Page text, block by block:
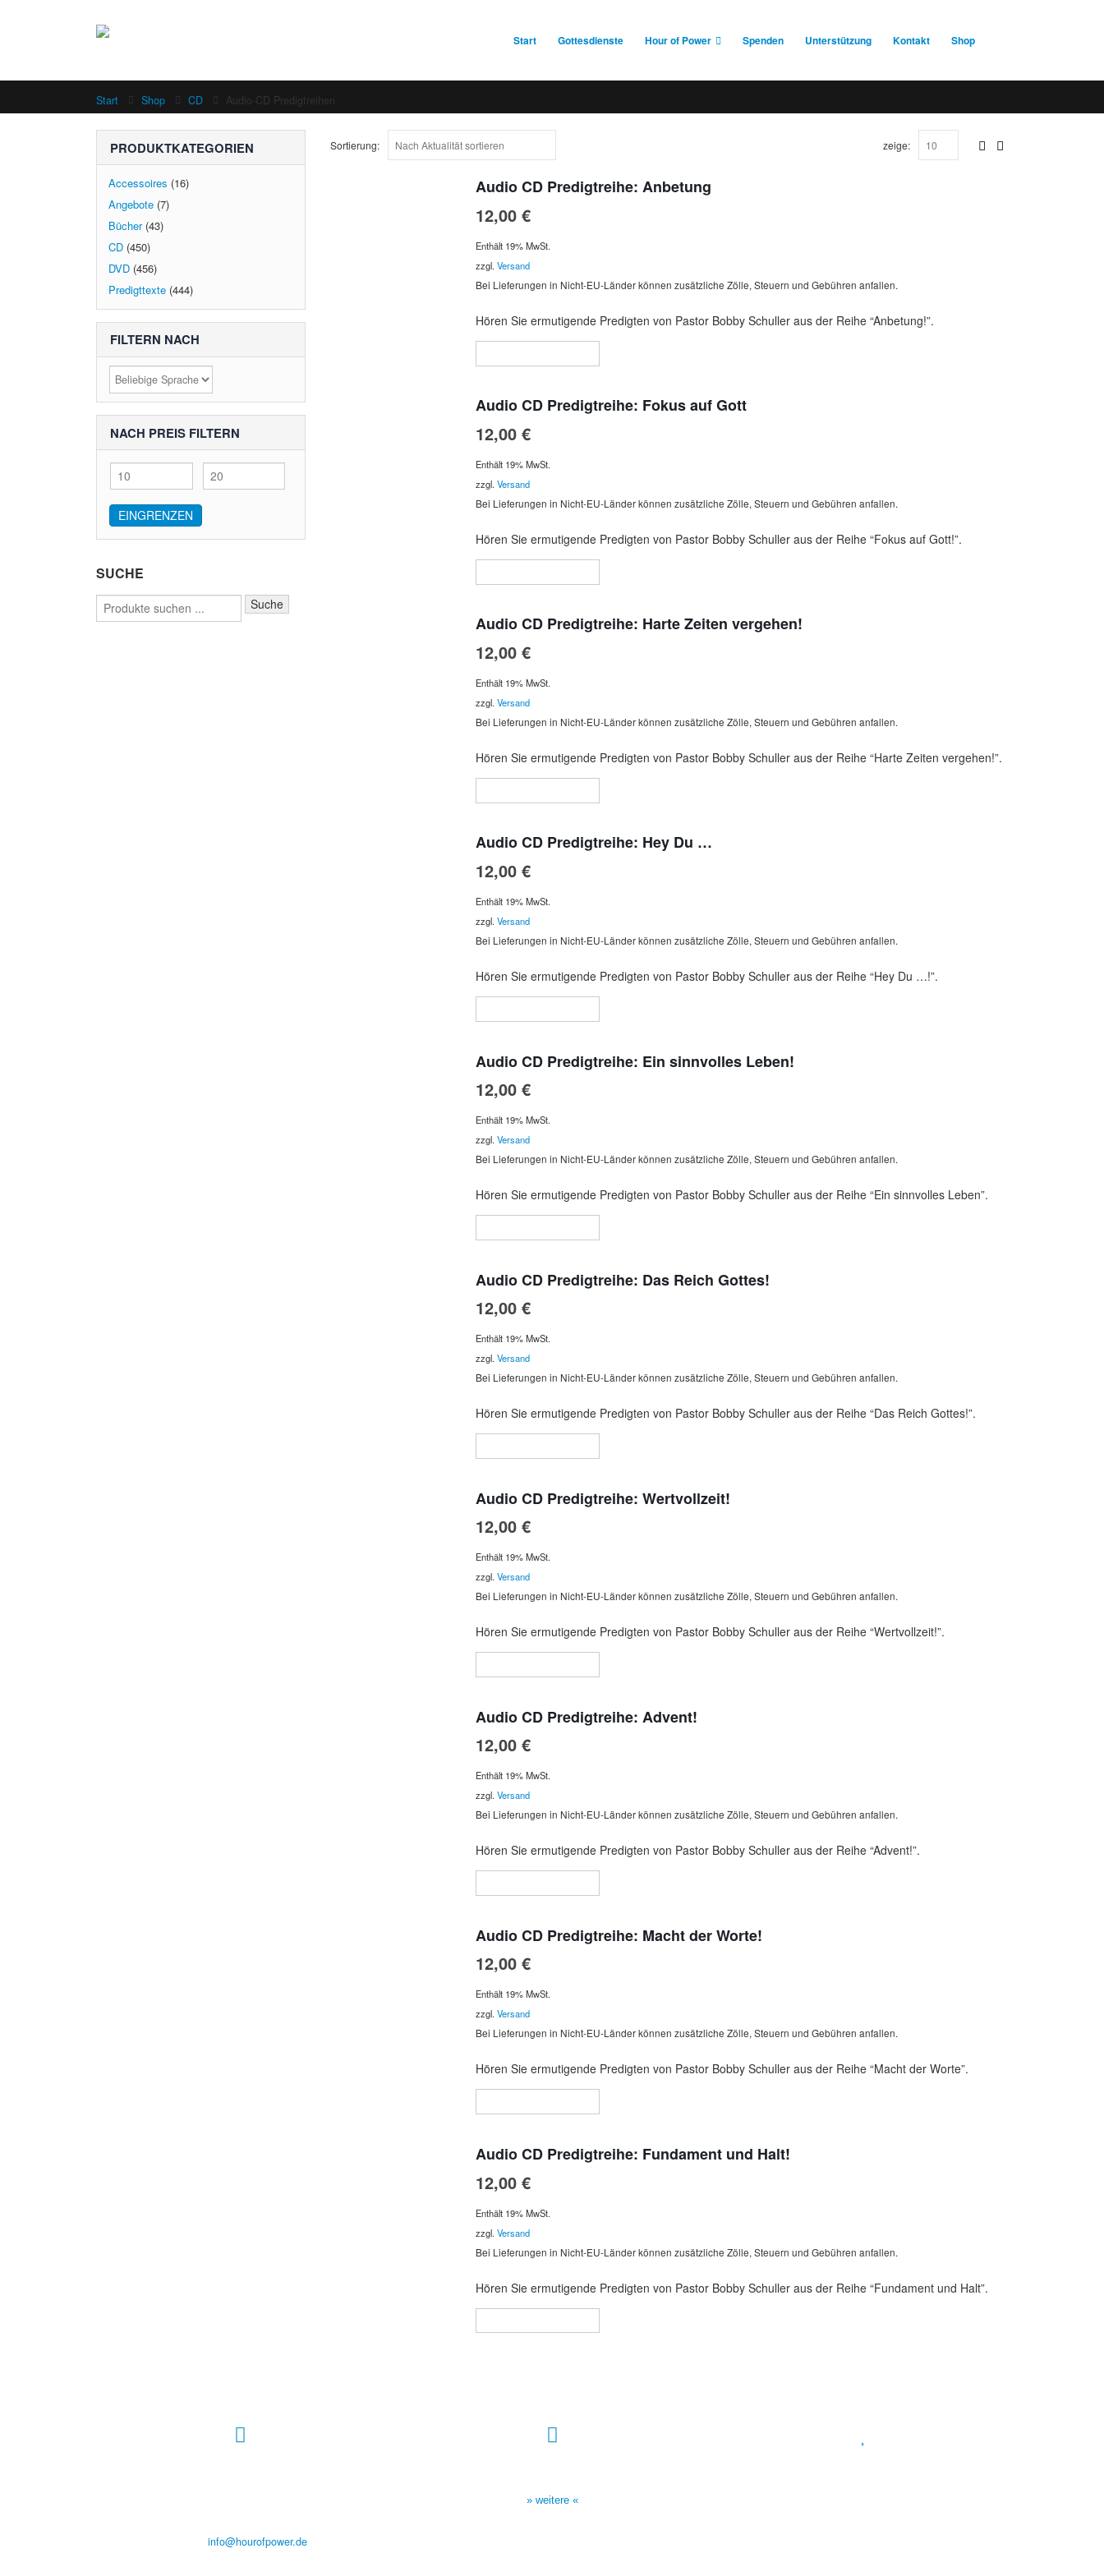
Start Gottesdienste Hour of Power Spenden Unterstützung Kontakt Shop
Start Shop CD Audio-CD Predigtreihen
Sortierung: zeige:
Audio CD Predigtreihe: Anbetung
12,00€
Enthält 19% MwSt.
zzgl.Versand
Bei Lieferungen in Nicht-EU-Länder können zusätzliche Zölle, Steuern und Gebühren anfallen.
Hören Sie ermutigende Predigten von Pastor Bobby Schuller aus der Reihe “Anbetung!”.
Audio CD Predigtreihe: Fokus auf Gott
12,00€
Enthält 19% MwSt.
zzgl.Versand
Bei Lieferungen in Nicht-EU-Länder können zusätzliche Zölle, Steuern und Gebühren anfallen.
Hören Sie ermutigende Predigten von Pastor Bobby Schuller aus der Reihe “Fokus auf Gott!”.
Audio CD Predigtreihe: Harte Zeiten vergehen!
12,00€
Enthält 19% MwSt.
zzgl.Versand
Bei Lieferungen in Nicht-EU-Länder können zusätzliche Zölle, Steuern und Gebühren anfallen.
Hören Sie ermutigende Predigten von Pastor Bobby Schuller aus der Reihe “Harte Zeiten vergehen!”.
Audio CD Predigtreihe: Hey Du …
12,00€
Enthält 19% MwSt.
zzgl.Versand
Bei Lieferungen in Nicht-EU-Länder können zusätzliche Zölle, Steuern und Gebühren anfallen.
Hören Sie ermutigende Predigten von Pastor Bobby Schuller aus der Reihe “Hey Du …!”.
Audio CD Predigtreihe: Ein sinnvolles Leben!
12,00€
Enthält 19% MwSt.
zzgl.Versand
Bei Lieferungen in Nicht-EU-Länder können zusätzliche Zölle, Steuern und Gebühren anfallen.
Hören Sie ermutigende Predigten von Pastor Bobby Schuller aus der Reihe “Ein sinnvolles Leben”.
Audio CD Predigtreihe: Das Reich Gottes!
12,00€
Enthält 19% MwSt.
zzgl.Versand
Bei Lieferungen in Nicht-EU-Länder können zusätzliche Zölle, Steuern und Gebühren anfallen.
Hören Sie ermutigende Predigten von Pastor Bobby Schuller aus der Reihe “Das Reich Gottes!”.
Audio CD Predigtreihe: Wertvollzeit!
12,00€
Enthält 19% MwSt.
zzgl.Versand
Bei Lieferungen in Nicht-EU-Länder können zusätzliche Zölle, Steuern und Gebühren anfallen.
Hören Sie ermutigende Predigten von Pastor Bobby Schuller aus der Reihe “Wertvollzeit!”.
Audio CD Predigtreihe: Advent!
12,00€
Enthält 19% MwSt.
zzgl.Versand
Bei Lieferungen in Nicht-EU-Länder können zusätzliche Zölle, Steuern und Gebühren anfallen.
Hören Sie ermutigende Predigten von Pastor Bobby Schuller aus der Reihe “Advent!”.
Audio CD Predigtreihe: Macht der Worte!
12,00€
Enthält 19% MwSt.
zzgl.Versand
Bei Lieferungen in Nicht-EU-Länder können zusätzliche Zölle, Steuern und Gebühren anfallen.
Hören Sie ermutigende Predigten von Pastor Bobby Schuller aus der Reihe “Macht der Worte”.
Audio CD Predigtreihe: Fundament und Halt!
12,00€
Enthält 19% MwSt.
zzgl.Versand
Bei Lieferungen in Nicht-EU-Länder können zusätzliche Zölle, Steuern und Gebühren anfallen.
Hören Sie ermutigende Predigten von Pastor Bobby Schuller aus der Reihe “Fundament und Halt”.
PRODUKTKATEGORIEN
Accessoires (16)
Angebote (7)
Bücher (43)
CD (450)
DVD (456)
Predigttexte (444)
FILTERN NACH
NACH PREIS FILTERN
Min.
Preis
Max.
Preis
EINGRENZEN
SUCHE
Suche
info@hourofpower.de
» weitere «